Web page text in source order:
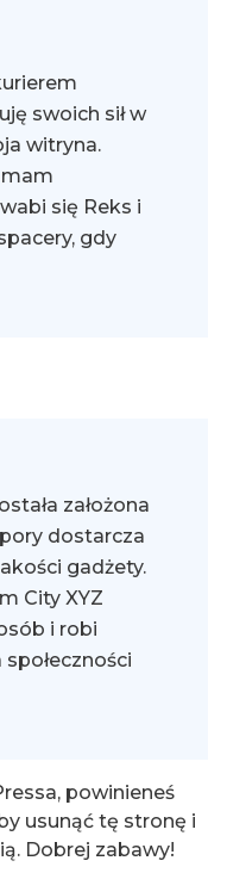
swoich sił w
witryna.
się Reks i
gdy
założona
dostarcza
gadżety.
City XYZ
i robi
powinieneś
usunąć tę stronę i
Dobrej zabawy!